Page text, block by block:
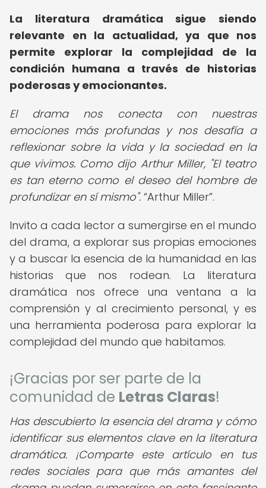
La literatura dramática sigue siendo
relevante en la actualidad, ya que nos
permite explorar la complejidad de la
condición humana a través de historias
poderosas y emocionantes.
El drama nos conecta con nuestras
emociones más profundas y nos desafía a
reflexionar sobre la vida y la sociedad en la
que vivimos. Como dijo Arthur Miller, "El teatro
es tan eterno como el deseo del hombre de
profundizar en sí mismo". Arthur Miller .
Invito a cada lector a sumergirse en el mundo
del drama, a explorar sus propias emociones
y a buscar la esencia de la humanidad en las
historias que nos rodean. La literatura
dramática nos ofrece una ventana a la
comprensión y al crecimiento personal, y es
una herramienta poderosa para explorar la
complejidad del mundo que habitamos.
¡Gracias por ser parte de la
comunidad de Letras Claras!
Has descubierto la esencia del drama y cómo
identificar sus elementos clave en la literatura
dramática. ¡Comparte este artículo en tus
redes sociales para que más amantes del